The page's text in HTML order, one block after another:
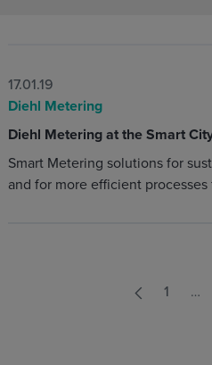
17.01.19
Diehl Metering
Diehl Metering at the Smart
Smart Metering solutions for
and for more efficient
1 …